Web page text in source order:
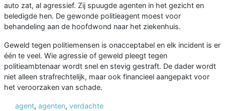
auto zat, al agressief. Zij spuugde agenten in het gezicht en
beledigde hen. De gewonde politieagent moest voor
behandeling aan de hoofdwond naar het ziekenhuis.
Geweld tegen politiemensen is onacceptabel en elk incident is er
één te veel. Wie agressie of geweld pleegt tegen
politieambtenaar wordt snel en stevig gestraft. De dader wordt
niet alleen strafrechtelijk, maar ook financieel aangepakt voor
het veroorzaken van schade.
agent, agenten, verdachte